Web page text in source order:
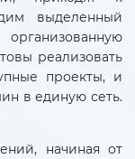
выделенный
реализовать
проекты, и
в единую сеть.
начиная от